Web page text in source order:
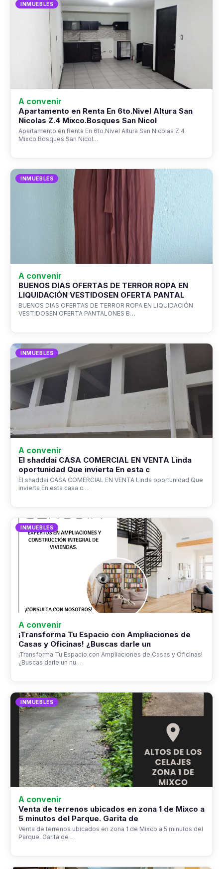
INMUEBLES
A convenir
Apartamento en Renta En 6to.Nivel Altura San
Nicolas Z.4 Mixco.Bosques San Nicol
Apartamento en Renta En 6to.Nivel Altura San Nicolas Z.4
Mixco.Bosques San Nicol…
INMUEBLES
A convenir
BUENOS DIAS OFERTAS DE TERROR ROPA EN
LIQUIDACIÓN VESTIDOSEN OFERTA PANTAL
BUENOS DIAS OFERTAS DE TERROR ROPA EN LIQUIDACIÓN
VESTIDOSEN OFERTA PANTALONES B…
INMUEBLES
A convenir
El shaddai CASA COMERCIAL EN VENTA Linda
oportunidad Que invierta En esta c
El shaddai CASA COMERCIAL EN VENTA Linda oportunidad Que
invierta En esta casa c…
INMUEBLES
A convenir
¡Transforma Tu Espacio con Ampliaciones de
Casas y Oficinas! ¿Buscas darle un
¡Transforma Tu Espacio con Ampliaciones de Casas y Oficinas!
¿Buscas darle un nu…
INMUEBLES
A convenir
Venta de terrenos ubicados en zona 1 de Mixco a
5 minutos del Parque. Garita de
Venta de terrenos ubicados en zona 1 de Mixco a 5 minutos del
Parque. Garita de …